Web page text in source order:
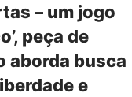
– um jogo
peça de
aborda busca
e